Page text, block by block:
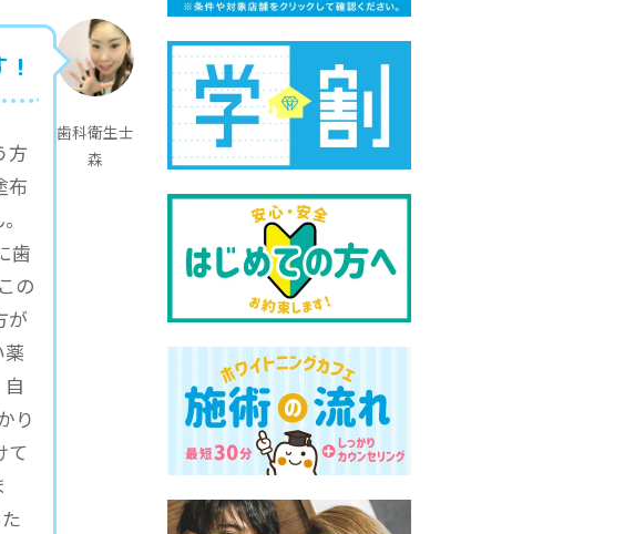
歯科衛生士
森
方
布
歯
の
が
り
て